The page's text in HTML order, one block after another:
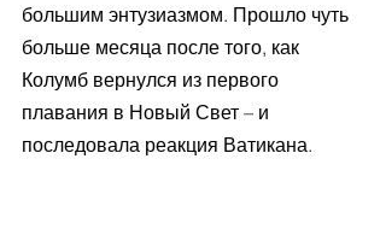
большим энтузиазмом. Прошло чуть
больше месяца после того, как
Колумб вернулся из первого
плавания в Новый Свет – и
последовала реакция Ватикана.